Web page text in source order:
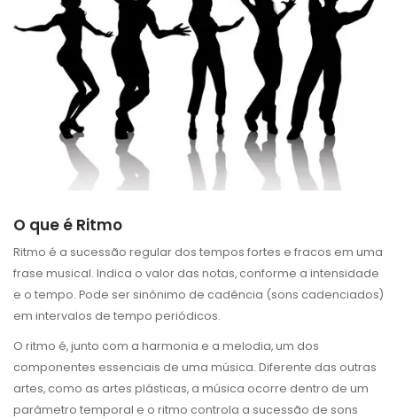
O que é Ritmo
Ritmo é a sucessão regular dos tempos fortes e fracos em uma
frase musical. Indica o valor das notas, conforme a intensidade
e o tempo. Pode ser sinônimo de cadência (sons cadenciados)
em intervalos de tempo periódicos.
O ritmo é, junto com a harmonia e a melodia, um dos
componentes essenciais de uma música. Diferente das outras
artes, como as artes plásticas, a música ocorre dentro de um
parâmetro temporal e o ritmo controla a sucessão de sons